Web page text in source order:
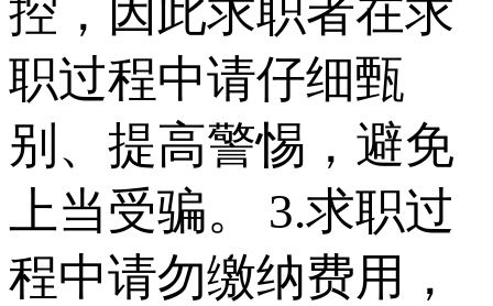
控，因此求职者在求
职过程中请仔细甄
别、提高警惕，避免
上当受骗。 3.求职过
程中请勿缴纳费用，